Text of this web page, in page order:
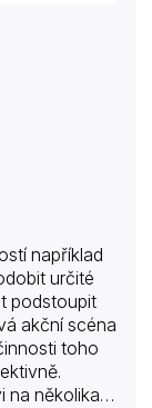
například
určité
podstoupit
akční scéna
toho
na několika